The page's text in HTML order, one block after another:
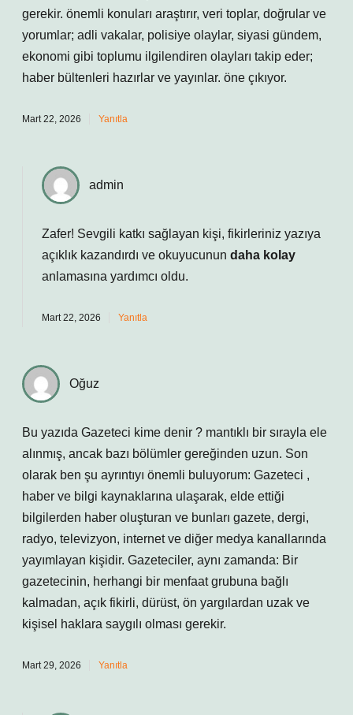
gerekir. önemli konuları araştırır, veri toplar, doğrular ve
yorumlar; adli vakalar, polisiye olaylar, siyasi gündem,
ekonomi gibi toplumu ilgilendiren olayları takip eder;
haber bültenleri hazırlar ve yayınlar. öne çıkıyor.
Mart 22, 2026 Yanıtla
admin
Zafer! Sevgili katkı sağlayan kişi, fikirleriniz yazıya
açıklık kazandırdı ve okuyucunun daha kolay
anlamasına yardımcı oldu.
Mart 22, 2026 Yanıtla
Oğuz
Bu yazıda Gazeteci kime denir ? mantıklı bir sırayla ele
alınmış, ancak bazı bölümler gereğinden uzun. Son
olarak ben şu ayrıntıyı önemli buluyorum: Gazeteci ,
haber ve bilgi kaynaklarına ulaşarak, elde ettiği
bilgilerden haber oluşturan ve bunları gazete, dergi,
radyo, televizyon, internet ve diğer medya kanallarında
yayımlayan kişidir. Gazeteciler, aynı zamanda: Bir
gazetecinin, herhangi bir menfaat grubuna bağlı
kalmadan, açık fikirli, dürüst, ön yargılardan uzak ve
kişisel haklara saygılı olması gerekir.
Mart 29, 2026 Yanıtla